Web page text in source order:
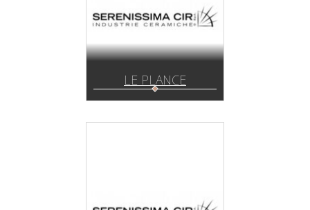
LE PLANCE